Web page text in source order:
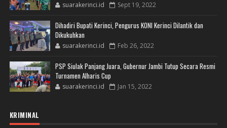
suarakerinci.id Sept 19, 2022
Dihadiri Bupati Kerinci, Pengurus KONI Kerinci Dilantik dan
Dikukuhkan
suarakerinci.id Feb 26, 2022
PSP Siulak Panjang Juara, Gubernur Jambi Tutup Secara Resmi
Turnamen Alharis Cup
suarakerinci.id Jan 15, 2022
KRIMINAL